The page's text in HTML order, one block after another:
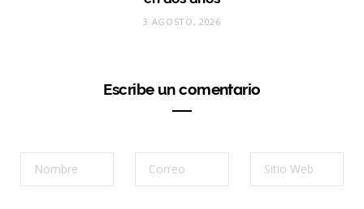
3 AGOSTO, 2026
Escribe un comentario